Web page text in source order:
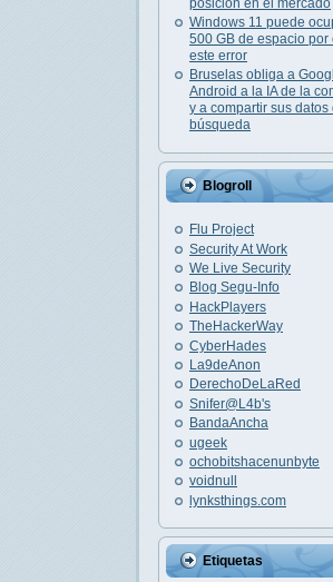
Windows 11 puede
500 GB de espacio por
este error
Bruselas obliga a
Android a la IA de la
y a compartir sus datos
búsqueda
Blogroll
Flu Project
Security At Work
We Live Security
Blog Segu-Info
HackPlayers
TheHackerWay
CyberHades
La9deAnon
DerechoDeLaRed
Snifer@L4b's
BandaAncha
ugeek
ochobitshacenunbyte
voidnull
lynksthings.com
Etiquetas